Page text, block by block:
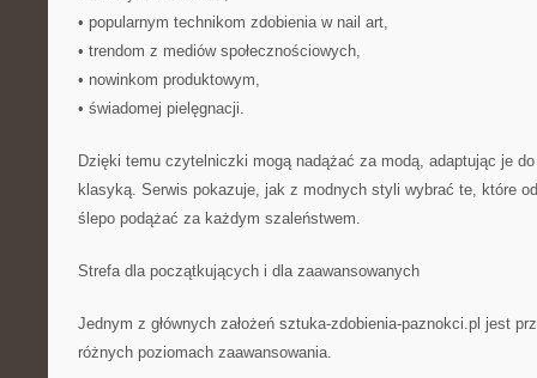
• popularnym technikom zdobienia w nail art,
• trendom z mediów społecznościowych,
• nowinkom produktowym,
• świadomej pielęgnacji.
Dzięki temu czytelniczki mogą nadążać za modą, adaptując je do
klasyką. Serwis pokazuje, jak z modnych styli wybrać te, które
ślepo podążać za każdym szaleństwem.
Strefa dla początkujących i dla zaawansowanych
Jednym z głównych założeń sztuka-zdobienia-paznokci.pl jest
różnych poziomach zaawansowania.